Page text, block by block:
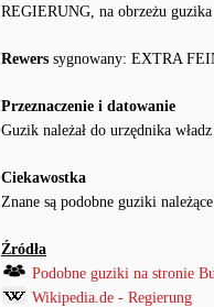
REGIERUNG, na obrzeżu
Rewers sygnowany: EXTRA
Przeznaczenie i datowanie
Guzik należał do urzędnika
Ciekawostka
Znane są podobne guziki
Źródła
Podobne guziki na stronie
Wikipedia.de - Regierung